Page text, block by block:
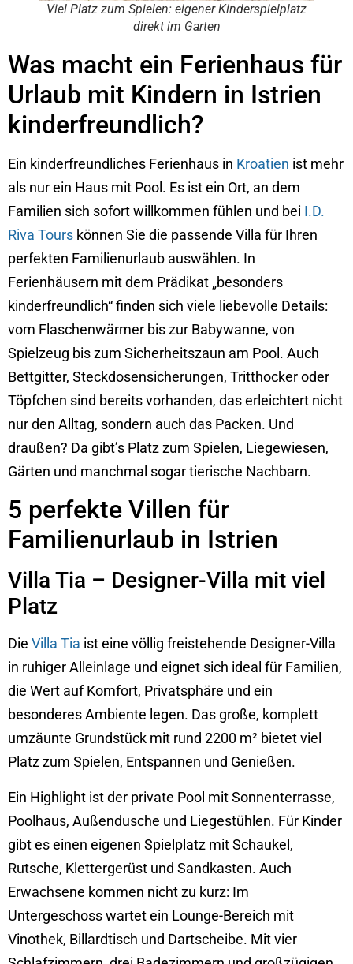
Viel Platz zum Spielen: eigener Kinderspielplatz
direkt im Garten
Was macht ein Ferienhaus für
Urlaub mit Kindern in Istrien
kinderfreundlich?
Ein kinderfreundliches Ferienhaus in Kroatien ist mehr
als nur ein Haus mit Pool. Es ist ein Ort, an dem
Familien sich sofort willkommen fühlen und bei I.D.
Riva Tours können Sie die passende Villa für Ihren
perfekten Familienurlaub auswählen. In
Ferienhäusern mit dem Prädikat „besonders
kinderfreundlich“ finden sich viele liebevolle Details:
vom Flaschenwärmer bis zur Babywanne, von
Spielzeug bis zum Sicherheitszaun am Pool. Auch
Bettgitter, Steckdosensicherungen, Tritthocker oder
Töpfchen sind bereits vorhanden, das erleichtert nicht
nur den Alltag, sondern auch das Packen. Und
draußen? Da gibt’s Platz zum Spielen, Liegewiesen,
Gärten und manchmal sogar tierische Nachbarn.
5 perfekte Villen für
Familienurlaub in Istrien
Villa Tia – Designer-Villa mit viel
Platz
Die Villa Tia ist eine völlig freistehende Designer-Villa
in ruhiger Alleinlage und eignet sich ideal für Familien,
die Wert auf Komfort, Privatsphäre und ein
besonderes Ambiente legen. Das große, komplett
umzäunte Grundstück mit rund 2200 m² bietet viel
Platz zum Spielen, Entspannen und Genießen.
Ein Highlight ist der private Pool mit Sonnenterrasse,
Poolhaus, Außendusche und Liegestühlen. Für Kinder
gibt es einen eigenen Spielplatz mit Schaukel,
Rutsche, Klettergerüst und Sandkasten. Auch
Erwachsene kommen nicht zu kurz: Im
Untergeschoss wartet ein Lounge-Bereich mit
Vinothek, Billardtisch und Dartscheibe. Mit vier